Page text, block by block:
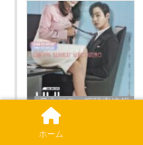
月火ドラマ視聴率速報
ホーム